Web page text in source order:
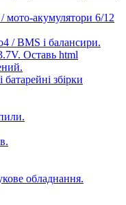
мото-акумулятори 6/12
/ BMS і балансири.
Оставь html
батарейні збірки
обладнання.